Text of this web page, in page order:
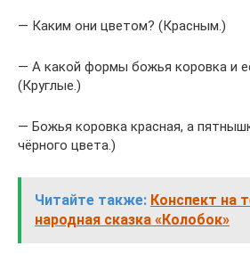
— Каким они цветом? (Красным.)
— А какой формы божья коровка и
(Круглые.)
— Божья коровка красная, а
чёрного цвета.)
Читайте также: Конспект на
народная сказка «Колобок»